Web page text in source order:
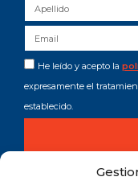
He leído y acepto la
expresamente el
establecido.